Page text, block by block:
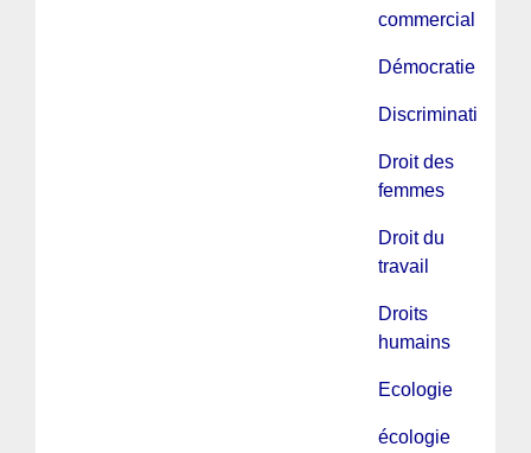
commercial
Démocratie
Discriminations
Droit des
femmes
Droit du
travail
Droits
humains
Ecologie
écologie